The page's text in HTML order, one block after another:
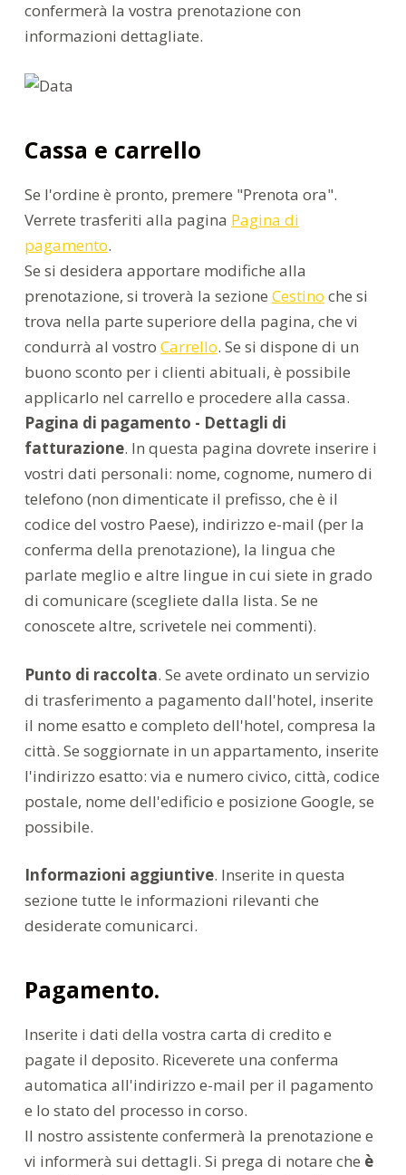
confermerà la vostra prenotazione con
informazioni dettagliate.
Cassa e carrello
Se l'ordine è pronto, premere "Prenota ora".
Verrete trasferiti alla pagina Pagina di
pagamento.
Se si desidera apportare modifiche alla
prenotazione, si troverà la sezione Cestino che si
trova nella parte superiore della pagina, che vi
condurrà al vostro Carrello. Se si dispone di un
buono sconto per i clienti abituali, è possibile
applicarlo nel carrello e procedere alla cassa.
Pagina di pagamento - Dettagli di
fatturazione. In questa pagina dovrete inserire i
vostri dati personali: nome, cognome, numero di
telefono (non dimenticate il prefisso, che è il
codice del vostro Paese), indirizzo e-mail (per la
conferma della prenotazione), la lingua che
parlate meglio e altre lingue in cui siete in grado
di comunicare (scegliete dalla lista. Se ne
conoscete altre, scrivetele nei commenti).
Punto di raccolta. Se avete ordinato un servizio
di trasferimento a pagamento dall'hotel, inserite
il nome esatto e completo dell'hotel, compresa la
città. Se soggiornate in un appartamento, inserite
l'indirizzo esatto: via e numero civico, città, codice
postale, nome dell'edificio e posizione Google, se
possibile.
Informazioni aggiuntive. Inserite in questa
sezione tutte le informazioni rilevanti che
desiderate comunicarci.
Pagamento.
Inserite i dati della vostra carta di credito e
pagate il deposito. Riceverete una conferma
automatica all'indirizzo e-mail per il pagamento
e lo stato del processo in corso.
Il nostro assistente confermerà la prenotazione e
vi informerà sui dettagli. Si prega di notare che è